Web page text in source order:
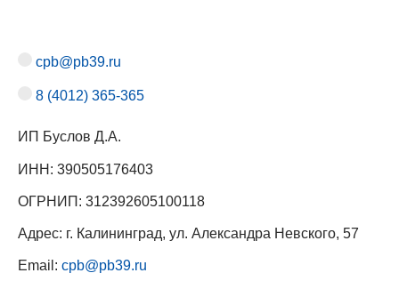
cpb@pb39.ru
8 (4012) 365-365
ИП Буслов Д.А.
ИНН: 390505176403
ОГРНИП: 312392605100118
Адрес: г. Калининград, ул. Александра Невского, 57
Email: cpb@pb39.ru